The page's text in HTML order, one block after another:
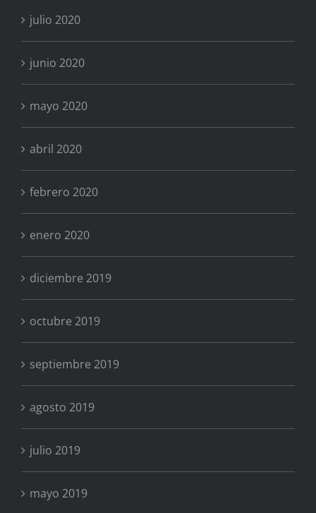
julio 2020
junio 2020
mayo 2020
abril 2020
febrero 2020
enero 2020
diciembre 2019
octubre 2019
septiembre 2019
agosto 2019
julio 2019
mayo 2019